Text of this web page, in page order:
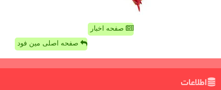
صفحه اخبار
صفحه اصلی مین فود
اطلاعات